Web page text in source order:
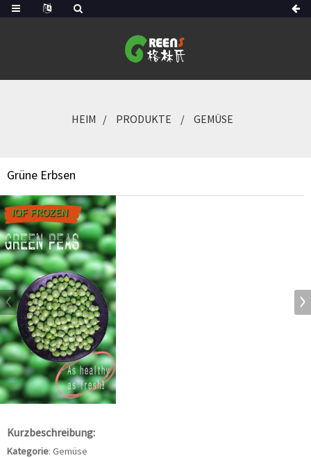
HEIM PRODUKTE GEMÜSE
Grüne Erbsen
Kurzbeschreibung:
Kategorie: Gemüse